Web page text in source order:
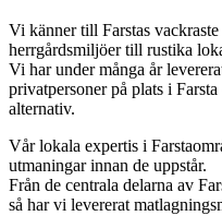
Vi känner till Farstas
herrgårdsmiljöer till rustika
Vi har under många år
privatpersoner på plats i
alternativ.
Vår lokala expertis i
utmaningar innan de uppstår.
Från de centrala delarna av
så har vi levererat